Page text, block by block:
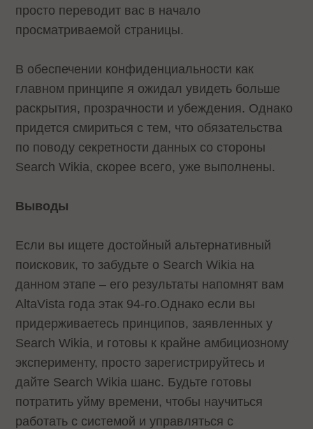
просто переводит вас в начало
просматриваемой страницы.
В обеспечении конфиденциальности как
главном принципе я ожидал увидеть больше
раскрытия, прозрачности и убеждения. Однако
придется смириться с тем, что обязательства
по поводу секретности данных со стороны
Search Wikia, скорее всего, уже выполнены.
Выводы
Если вы ищете достойный альтернативный
поисковик, то забудьте о Search Wikia на
данном этапе – его результаты напомнят вам
AltaVista года этак 94-го.Однако если вы
придерживаетесь принципов, заявленных у
Search Wikia, и готовы к крайне амбициозному
эксперименту, просто зарегистрируйтесь и
дайте Search Wikia шанс. Будьте готовы
потратить уйму времени, чтобы научиться
работать с системой и управляться с